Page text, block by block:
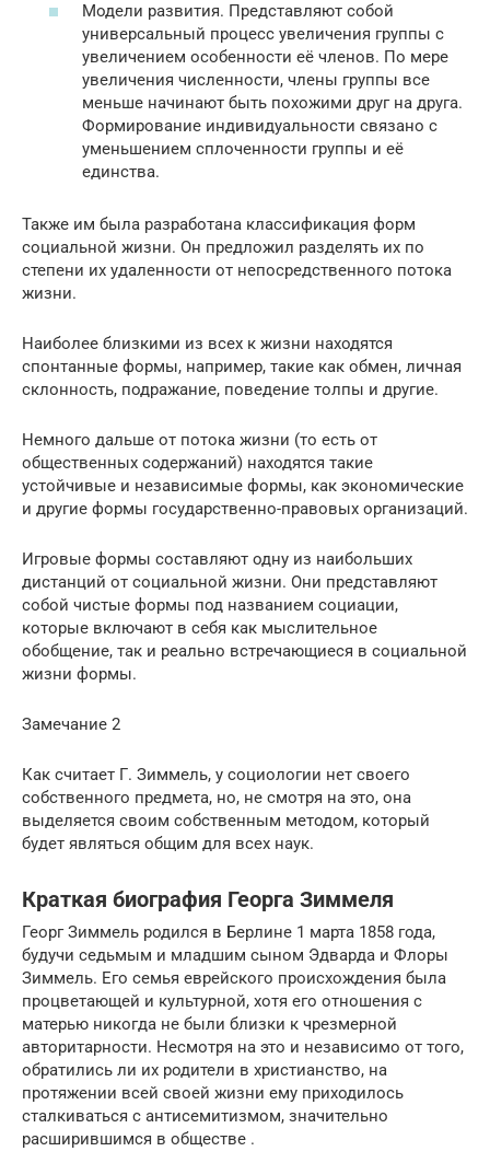
Модели развития. Представляют собой
универсальный процесс увеличения группы с
увеличением особенности её членов. По мере
увеличения численности, члены группы все
меньше начинают быть похожими друг на друга.
Формирование индивидуальности связано с
уменьшением сплоченности группы и её
единства.
Также им была разработана классификация форм
социальной жизни. Он предложил разделять их по
степени их удаленности от непосредственного потока
жизни.
Наиболее близкими из всех к жизни находятся
спонтанные формы, например, такие как обмен, личная
склонность, подражание, поведение толпы и другие.
Немного дальше от потока жизни (то есть от
общественных содержаний) находятся такие
устойчивые и независимые формы, как экономические
и другие формы государственно-правовых организаций.
Игровые формы составляют одну из наибольших
дистанций от социальной жизни. Они представляют
собой чистые формы под названием социации,
которые включают в себя как мыслительное
обобщение, так и реально встречающиеся в социальной
жизни формы.
Замечание 2
Как считает Г. Зиммель, у социологии нет своего
собственного предмета, но, не смотря на это, она
выделяется своим собственным методом, который
будет являться общим для всех наук.
Краткая биография Георга Зиммеля
Георг Зиммель родился в Берлине 1 марта 1858 года,
будучи седьмым и младшим сыном Эдварда и Флоры
Зиммель. Его семья еврейского происхождения была
процветающей и культурной, хотя его отношения с
матерью никогда не были близки к чрезмерной
авторитарности. Несмотря на это и независимо от того,
обратились ли их родители в христианство, на
протяжении всей своей жизни ему приходилось
сталкиваться с антисемитизмом, значительно
расширившимся в обществе .